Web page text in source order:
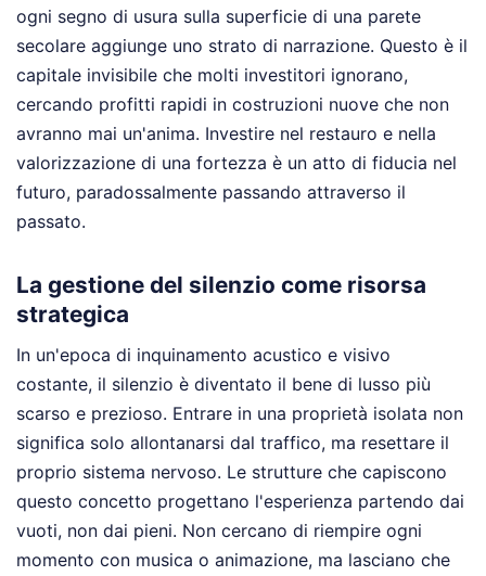
ogni segno di usura sulla superficie di una parete
secolare aggiunge uno strato di narrazione. Questo è il
capitale invisibile che molti investitori ignorano,
cercando profitti rapidi in costruzioni nuove che non
avranno mai un'anima. Investire nel restauro e nella
valorizzazione di una fortezza è un atto di fiducia nel
futuro, paradossalmente passando attraverso il
passato.
La gestione del silenzio come risorsa
strategica
In un'epoca di inquinamento acustico e visivo
costante, il silenzio è diventato il bene di lusso più
scarso e prezioso. Entrare in una proprietà isolata non
significa solo allontanarsi dal traffico, ma resettare il
proprio sistema nervoso. Le strutture che capiscono
questo concetto progettano l'esperienza partendo dai
vuoti, non dai pieni. Non cercano di riempire ogni
momento con musica o animazione, ma lasciano che